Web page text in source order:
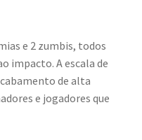
e 2 zumbis, todos
impacto. A escala de
de alta
e jogadores que